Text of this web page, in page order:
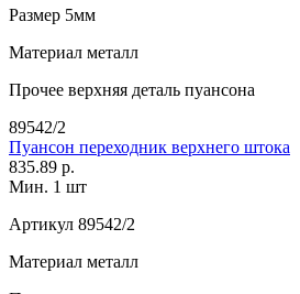
Размер 5мм
Материал металл
Прочее верхняя деталь пуансона
89542/2
Пуансон переходник верхнего штока
835.89 р.
Мин. 1 шт
Артикул 89542/2
Материал металл